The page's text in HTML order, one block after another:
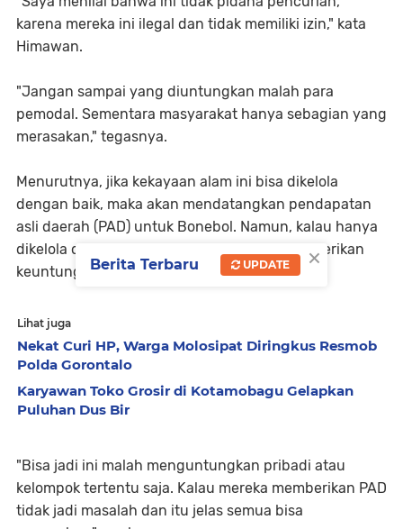
karena mereka ini ilegal dan tidak memiliki izin," kata
Himawan.
"Jangan sampai yang diuntungkan malah para
pemodal. Sementara masyarakat hanya sebagian yang
merasakan," tegasnya.
Menurutnya, jika kekayaan alam ini bisa dikelola
dengan baik, maka akan mendatangkan pendapatan
asli daerah (PAD) untuk Bonebol. Namun, kalau hanya
dikelola oleh para cukong, maka hanya memberikan
keuntungan kepada mereka.
Lihat juga
Nekat Curi HP, Warga Molosipat Diringkus Resmob
Polda Gorontalo
Karyawan Toko Grosir di Kotamobagu Gelapkan
Puluhan Dus Bir
"Bisa jadi ini malah menguntungkan pribadi atau
kelompok tertentu saja. Kalau mereka memberikan PAD
tidak jadi masalah dan itu jelas semua bisa
×
Berita Terbaru UPDATE